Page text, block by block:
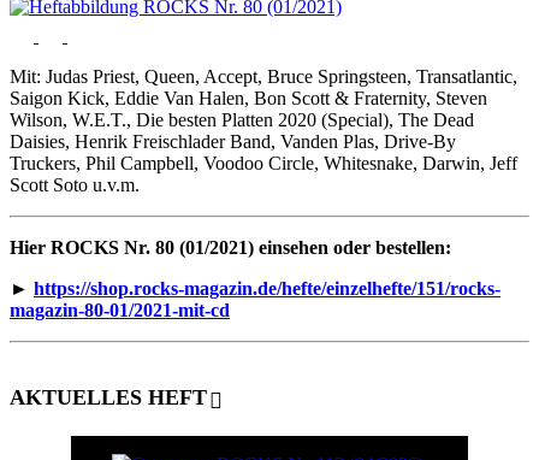
Mit: Judas Priest, Queen, Accept, Bruce Springsteen, Transatlantic,
Saigon Kick, Eddie Van Halen, Bon Scott & Fraternity, Steven
Wilson, W.E.T., Die besten Platten 2020 (Special), The Dead
Daisies, Henrik Freischlader Band, Vanden Plas, Drive-By
Truckers, Phil Campbell, Voodoo Circle, Whitesnake, Darwin, Jeff
Scott Soto u.v.m.
Hier ROCKS Nr. 80 (01/2021) einsehen oder bestellen:
► https://shop.rocks-magazin.de/hefte/einzelhefte/151/rocks-
magazin-80-01/2021-mit-cd
AKTUELLES HEFT